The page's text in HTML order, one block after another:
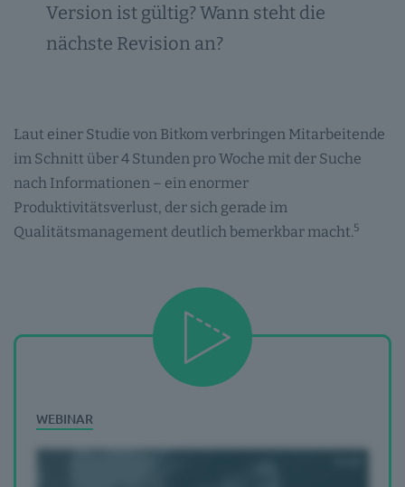
Version ist gültig? Wann steht die
nächste Revision an?
Laut einer Studie von Bitkom verbringen Mitarbeitende
im Schnitt über 4 Stunden pro Woche mit der Suche
nach Informationen – ein enormer
Produktivitätsverlust, der sich gerade im
Qualitätsmanagement deutlich bemerkbar macht.5